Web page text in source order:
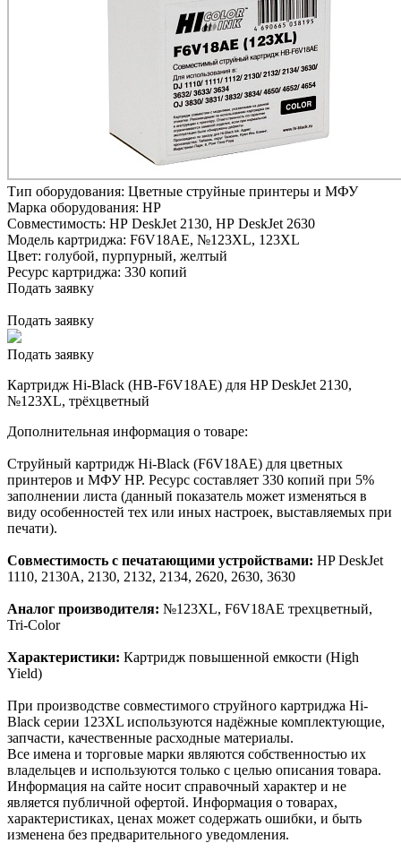
Тип оборудования: Цветные струйные принтеры и МФУ
Марка оборудования: HP
Совместимость: HP DeskJet 2130, HP DeskJet 2630
Модель картриджа: F6V18AE, №123XL, 123XL
Цвет: голубой, пурпурный, желтый
Ресурс картриджа: 330 копий
Подать заявку
Подать заявку
Подать заявку
Картридж Hi-Black (HB-F6V18AE) для HP DeskJet 2130,
№123XL, трёхцветный
Дополнительная информация о товаре:
Струйный картридж Hi-Black (F6V18AE) для цветных
принтеров и МФУ HP. Ресурс составляет 330 копий при 5%
заполнении листа (данный показатель может изменяться в
виду особенностей тех или иных настроек, выставляемых при
печати).
Совместимость с печатающими устройствами: HP DeskJet
1110, 2130A, 2130, 2132, 2134, 2620, 2630, 3630
Аналог производителя: №123XL, F6V18AE трехцветный,
Tri-Color
Характеристики: Картридж повышенной емкости (High
Yield)
При производстве совместимого струйного картриджа Hi-
Black серии 123XL используются надёжные комплектующие,
запчасти, качественные расходные материалы.
Все имена и торговые марки являются собственностью их
владельцев и используются только с целью описания товара.
Информация на сайте носит справочный характер и не
является публичной офертой. Информация о товарах,
характеристиках, ценах может содержать ошибки, и быть
изменена без предварительного уведомления.